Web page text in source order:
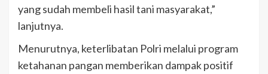
yang sudah membeli hasil tani masyarakat,”
lanjutnya.
Menurutnya, keterlibatan Polri melalui program
ketahanan pangan memberikan dampak positif